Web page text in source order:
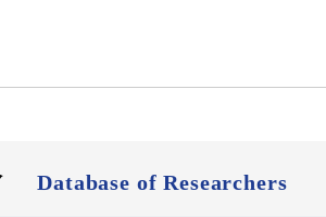
Database of Researchers